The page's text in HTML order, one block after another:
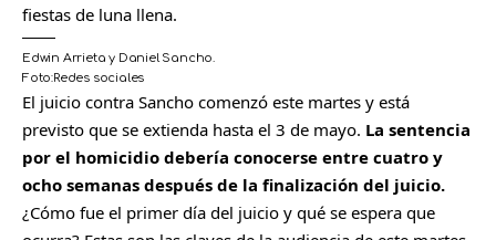
fiestas de luna llena.
Edwin Arrieta y Daniel Sancho.
Foto:Redes sociales
C
o
m
p
a
El juicio contra Sancho comenzó este martes y está
previsto que se extienda hasta el 3 de mayo. La sentencia
por el homicidio debería conocerse entre cuatro y
ocho semanas después de la finalización del juicio.
¿Cómo fue el primer día del juicio y qué se espera que